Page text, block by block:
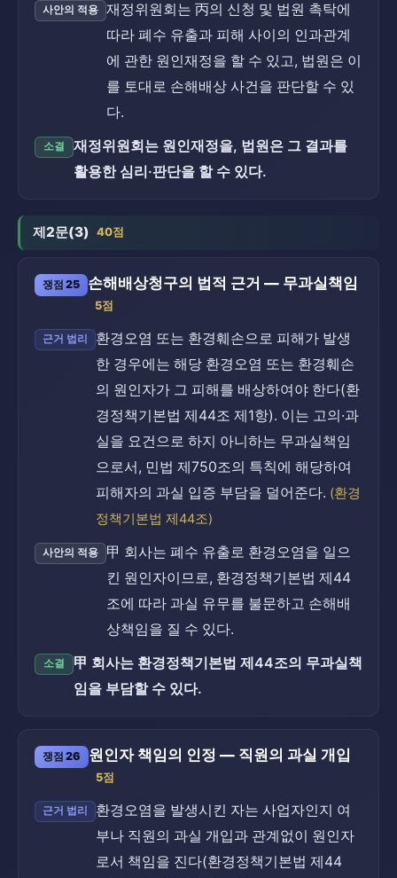
사안의 적용
재정위원회는 丙의 신청 및 법원 촉탁에
따라 폐수 유출과 피해 사이의 인과관계
에 관한 원인재정을 할 수 있고, 법원은 이
를 토대로 손해배상 사건을 판단할 수 있
다.
소결
재정위원회는 원인재정을, 법원은 그 결과를
활용한 심리·판단을 할 수 있다.
제2문(3) 40점
쟁점 25 손해배상청구의 법적 근거 — 무과실책임
5점
근거 법리
환경오염 또는 환경훼손으로 피해가 발생
한 경우에는 해당 환경오염 또는 환경훼손
의 원인자가 그 피해를 배상하여야 한다(환
경정책기본법 제44조 제1항). 이는 고의·과
실을 요건으로 하지 아니하는 무과실책임
으로서, 민법 제750조의 특칙에 해당하여
피해자의 과실 입증 부담을 덜어준다. (환경
정책기본법 제44조)
사안의 적용
甲 회사는 폐수 유출로 환경오염을 일으
킨 원인자이므로, 환경정책기본법 제44
조에 따라 과실 유무를 불문하고 손해배
상책임을 질 수 있다.
소결
甲 회사는 환경정책기본법 제44조의 무과실책
임을 부담할 수 있다.
쟁점 26 원인자 책임의 인정 — 직원의 과실 개입
5점
근거 법리
환경오염을 발생시킨 자는 사업자인지 여
부나 직원의 과실 개입과 관계없이 원인자
로서 책임을 진다(환경정책기본법 제44